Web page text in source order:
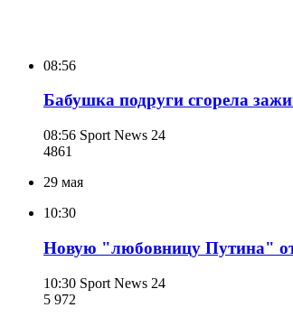
08:56
Бабушка подруги сгорела
08:56 Sport News 24
4861
29 мая
10:30
Новую "любовницу Путина"
10:30 Sport News 24
5 972